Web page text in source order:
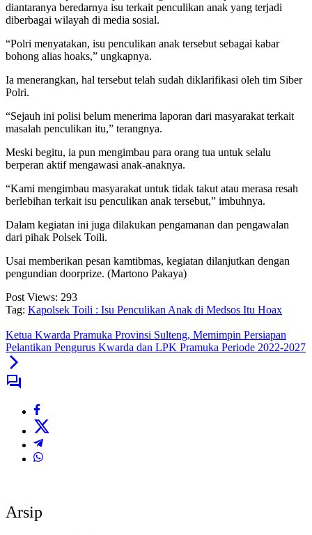
diantaranya beredarnya isu terkait penculikan anak yang terjadi
diberbagai wilayah di media sosial.
“Polri menyatakan, isu penculikan anak tersebut sebagai kabar
bohong alias hoaks,” ungkapnya.
Ia menerangkan, hal tersebut telah sudah diklarifikasi oleh tim Siber
Polri.
“Sejauh ini polisi belum menerima laporan dari masyarakat terkait
masalah penculikan itu,” terangnya.
Meski begitu, ia pun mengimbau para orang tua untuk selalu
berperan aktif mengawasi anak-anaknya.
“Kami mengimbau masyarakat untuk tidak takut atau merasa resah
berlebihan terkait isu penculikan anak tersebut,” imbuhnya.
Dalam kegiatan ini juga dilakukan pengamanan dan pengawalan
dari pihak Polsek Toili.
Usai memberikan pesan kamtibmas, kegiatan dilanjutkan dengan
pengundian doorprize. (Martono Pakaya)
Post Views: 293
Tag: Kapolsek Toili : Isu Penculikan Anak di Medsos Itu Hoax
Ketua Kwarda Pramuka Provinsi Sulteng, Memimpin Persiapan
Pelantikan Pengurus Kwarda dan LPK Pramuka Periode 2022-2027
Arsip